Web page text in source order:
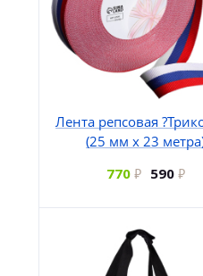
Лента репсовая
(25 мм х 23
770
590